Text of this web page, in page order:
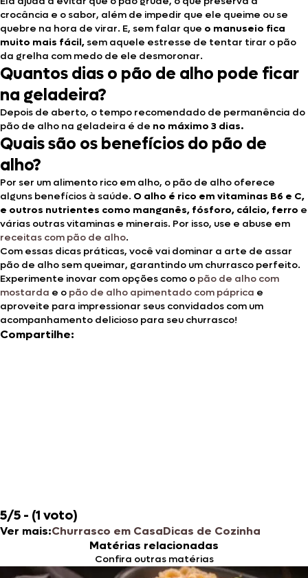
crocância e o sabor, além de impedir que ele queime ou se
quebre na hora de virar. E, sem falar que o manuseio fica
muito mais fácil, sem aquele estresse de tentar tirar o pão
da grelha com medo de ele desmoronar.
Quantos dias o pão de alho pode ficar
na geladeira?
Depois de aberto, o tempo recomendado de permanência do
pão de alho na geladeira é de no máximo 3 dias.
Quais são os benefícios do pão de
alho?
Por ser um alimento rico em alho, o pão de alho oferece
alguns benefícios à saúde. O alho é rico em vitaminas B6 e C,
e outros nutrientes como manganês, fósforo, cálcio, ferro e
várias outras vitaminas e minerais. Por isso, use e abuse em
receitas com pão de alho.
Com essas dicas práticas, você vai dominar a arte de assar
pão de alho sem queimar, garantindo um churrasco perfeito.
Experimente inovar com opções como o pão de alho com
mostarda e o pão de alho apimentado com páprica e
aproveite para impressionar seus convidados com um
acompanhamento delicioso para seu churrasco!
Compartilhe:
5/5 - (1 voto)
Ver mais:Churrasco em CasaDicas de Cozinha
Matérias relacionadas
Confira outras matérias